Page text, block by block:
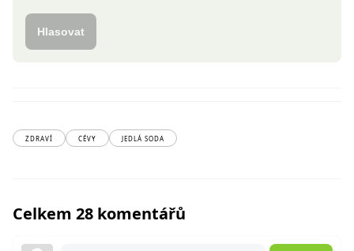
Hlasovat
ZDRAVÍ CÉVY JEDLÁ SODA
Celkem 28 komentářů